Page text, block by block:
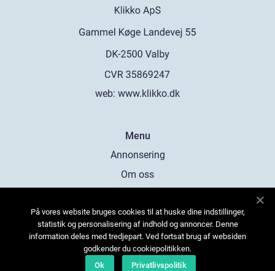
web: www.klikko.dk
Menu
Annonsering
Om oss
Kontakta oss
Sitemap
På vores website bruges cookies til at huske dine indstillinger,
statistik og personalisering af indhold og annoncer. Denne
information deles med tredjepart. Ved fortsat brug af websiden
godkender du cookiepolitikken.
Ok
Privatlivspolitik